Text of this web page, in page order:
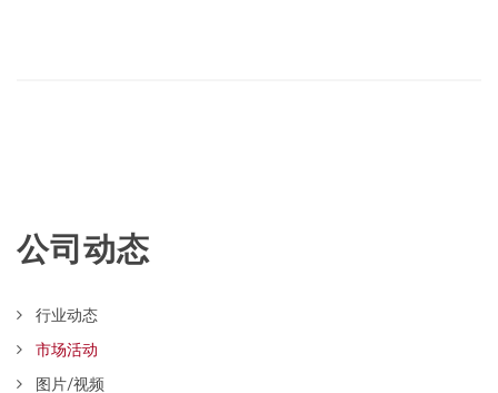
公司动态
行业动态
市场活动
图片/视频